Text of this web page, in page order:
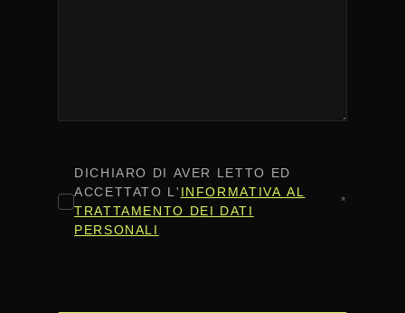
CONSENSO*
DICHIARO DI AVER LETTO ED
ACCETTATO L' INFORMATIVA AL
TRATTAMENTO DEI DATI
PERSONALI
*